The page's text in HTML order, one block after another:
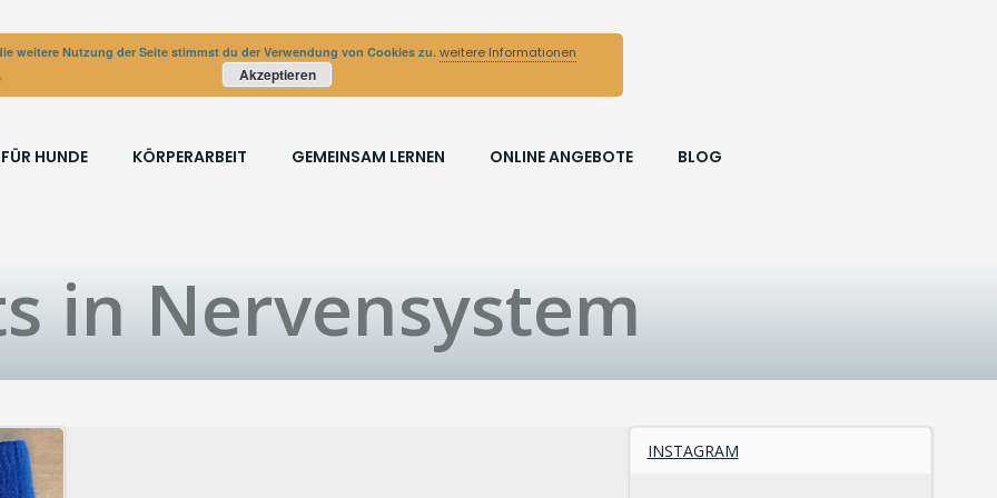
HUNDE KÖRPERARBEIT GEMEINSAM LERNEN ONLINE ANGEBOTE BLOG
in Nervensystem
INSTAGRAM
weitere Nutzung der Seite stimmst du der Verwendung von Cookies zu. weitere Informationen
Akzeptieren